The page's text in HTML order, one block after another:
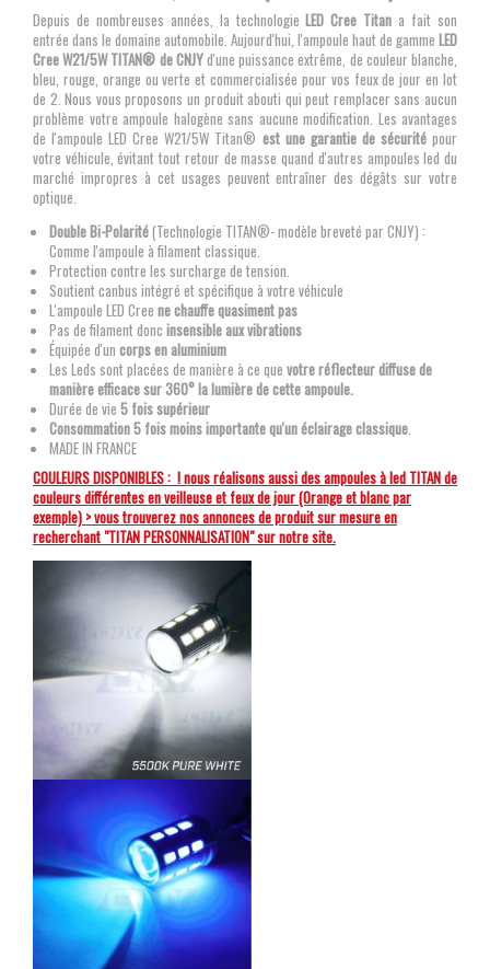
Depuis de nombreuses années, la technologieLED Cree Titan a fait son
entrée dans le domaine automobile. Aujourd'hui, l'ampoule haut de gamme LED
Cree W21/5W TITAN® de CNJYd'une puissance extrême, de couleur blanche,
bleu, rouge, orange ou verte et commercialisée pour vos feux de jour en lot
de 2. Nous vous proposons un produit abouti qui peut remplacer sans aucun
problème votre ampoule halogène sans aucune modification. Les avantages
de l'ampoule LED Cree W21/5W Titan® est une garantie de sécuritépour
votre véhicule, évitant tout retour de masse quand d'autres ampoules led du
marché impropres à cet usages peuvent entraîner des dégâts sur votre
optique.
Double Bi-Polarité(Technologie TITAN®- modèle breveté par CNJY) :
Comme l'ampoule à filament classique.
Protection contre les surcharge de tension.
Soutient canbus intégré et spécifique à votre véhicule
L'ampoule LED Cree ne chauffe quasiment pas
Pas de filament donc insensible aux vibrations
Équipée d'un corps en aluminium
Les Leds sont placées de manière à ce que votre réflecteur diffuse de
manière efficace sur 360° la lumière de cette ampoule.
Durée de vie 5 fois supérieur
Consommation 5 fois moins importante qu'un éclairage classique.
MADE IN FRANCE
COULEURS DISPONIBLES : ! nous réalisons aussi des ampoules à led TITAN de
couleurs différentes en veilleuse et feux de jour (Orange et blanc par
exemple) > vous trouverez nos annonces de produit sur mesure en
recherchant "TITAN PERSONNALISATION" sur notre site.